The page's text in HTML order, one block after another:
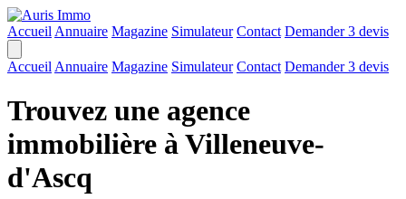
Accueil Annuaire Magazine Simulateur Contact Demander 3 devis
Accueil Annuaire Magazine Simulateur Contact Demander 3 devis
Trouvez une agence
immobilière à Villeneuve-
d'Ascq